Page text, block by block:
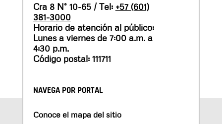
Cra 8 N° 10-65 / Tel: +57 (601)
381-3000
Horario de atención al público:
Lunes a viernes de 7:00 a.m. a
4:30 p.m.
Código postal: 111711
NAVEGA POR PORTAL
Conoce el mapa del sitio